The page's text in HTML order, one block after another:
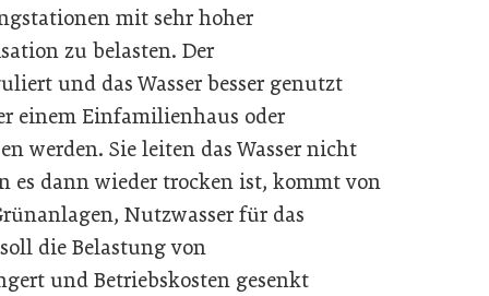
mit sehr hoher
zu belasten. Der
und das Wasser besser genutzt
einem Einfamilienhaus oder
werden. Sie leiten das Wasser nicht
es dann wieder trocken ist, kommt von
Nutzwasser für das
die Belastung von
und Betriebskosten gesenkt